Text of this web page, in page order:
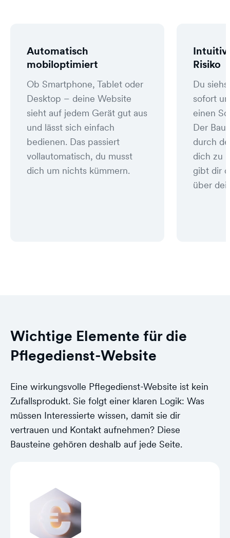
Automatisch
mobiloptimiert
Ob Smartphone, Tablet oder
Desktop – deine Website
sieht auf jedem Gerät gut aus
und lässt sich einfach
bedienen. Das passiert
vollautomatisch, du musst
dich um nichts kümmern.
Intuitiv
Risiko
Du
sofort
einen
Der
durch
dich zu
gibt dir
über
Wichtige Elemente für die
Pflegedienst-Website
Eine wirkungsvolle Pflegedienst-Website ist kein
Zufallsprodukt. Sie folgt einer klaren Logik: Was
müssen Interessierte wissen, damit sie dir
vertrauen und Kontakt aufnehmen? Diese
Bausteine gehören deshalb auf jede Seite.